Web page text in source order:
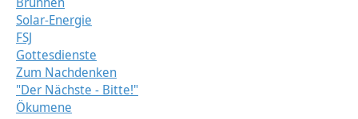
Solar-Energie
FSJ
Gottesdienste
Zum Nachdenken
"Der Nächste - Bitte!"
Ökumene